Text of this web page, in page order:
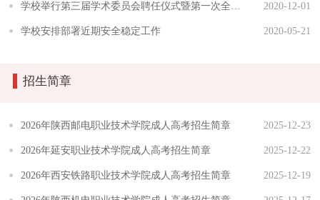
2020-12-01
学校举行第三届学术委员会聘任仪式暨第一次全体会议
2020-05-21
学校安排部署近期安全稳定工作
招生简章
2025-12-23
​2026年陕西邮电职业技术学院成人高考招生简章
2025-12-22
​2026年延安职业技术学院成人高考招生简章
2025-12-19
​2026年西安铁路职业技术学院成人高考招生简章